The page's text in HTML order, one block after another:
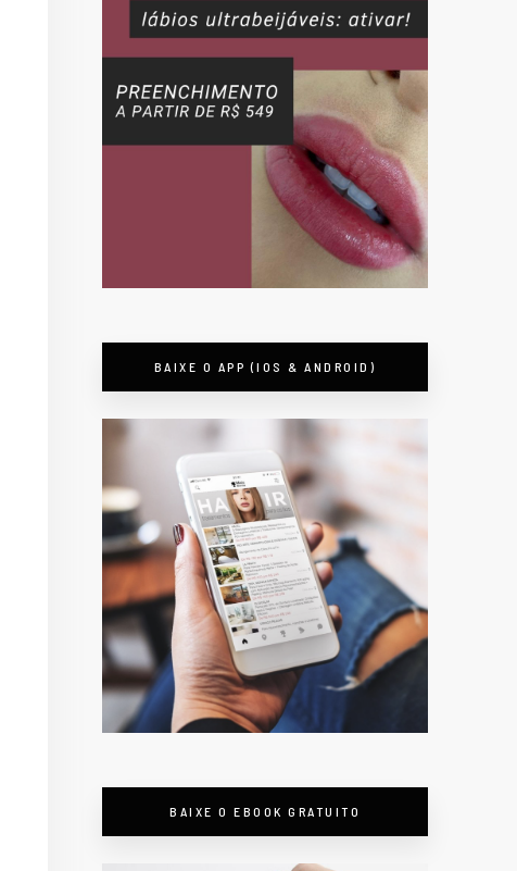
BAIXE O APP (IOS & ANDROID)
BAIXE O EBOOK GRATUITO